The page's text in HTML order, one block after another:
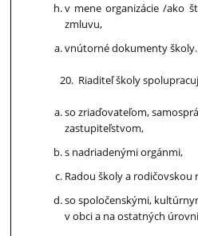
v mene organizácie /ako
zmluvu,
vnútorné dokumenty školy.
Riaditeľ školy
so zriaďovateľom,
zastupiteľstvom,
s nadriadenými orgánmi,
Radou školy a rodičovskou
so spoločenskými,
v obci a na ostatných